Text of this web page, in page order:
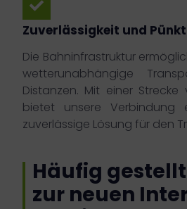
Zuverlässigkeit und
Die Bahninfrastruktur
wetterunabhängige
Distanzen. Mit einer Strecke
bietet unsere Verbindung
zuverlässige Lösung für den
Häufig
zur neuen